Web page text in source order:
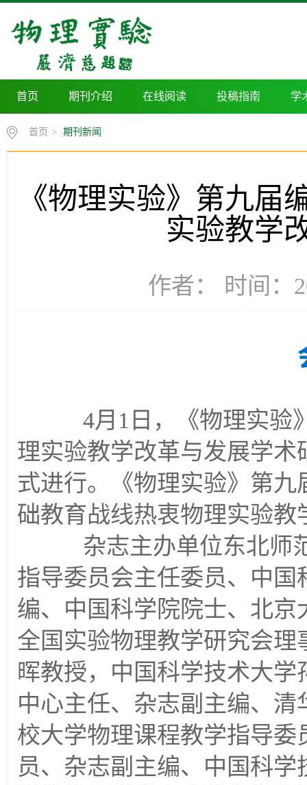
首页 期刊介绍 在线阅读 投稿指南 学
首页 > 期刊新闻
《物理实验》第九届
实验教学
作者： 时间：
4月1日，《物理实验
理实验教学改革与发展学
式进行。《物理实验》第
础教育战线热衷物理实验教
杂志主办单位东北师范
指导委员会主任委员、中
编、中国科学院院士、北
全国实验物理教学研究会
晖教授，中国科学技术大
中心主任、杂志副主编、
校大学物理课程教学指导
员、杂志副主编、中国科